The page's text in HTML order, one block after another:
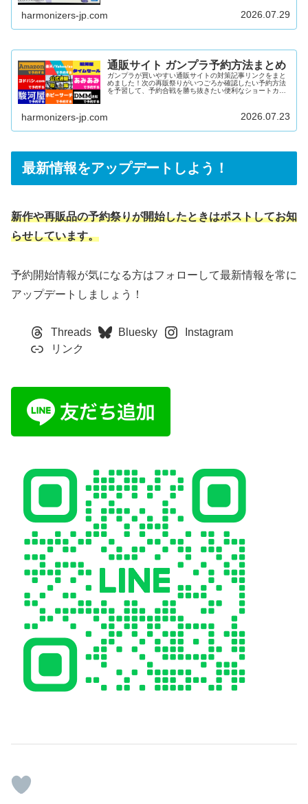
harmonizers-jp.com 2026.07.29
通販サイト ガンプラ予約方法まとめ
ガンプラが買いやすい通販サイトの対策記事リンクをまと
めました！次の再販祭りがいつごろか確認したい予約方法
を予習して、予約合戦を勝ち抜きたい便利なショートカッ
度：中～高在庫量：多DMM通販難易度：低在庫量：多
Amazon難易度：低～中在庫量：多駿河屋難易度：中～高
harmonizers-jp.com 2026.07.23
最新情報をアップデートしよう！
新作や再販品の予約祭りが開始したときはポストしてお知
らせしています。
予約開始情報が気になる方はフォローして最新情報を常に
アップデートしましょう！
Threads Bluesky
Instagram
リンク